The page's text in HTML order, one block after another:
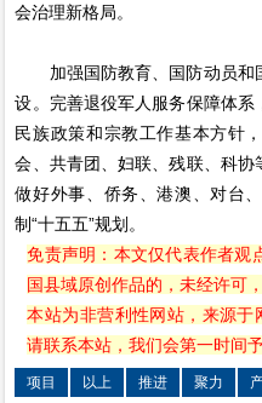
会治理新格局。
加强国防教育、国防动员和
设。完善退役军人服务保障体
民族政策和宗教工作基本方针
会、共青团、妇联、残联、科协
做好外事、侨务、港澳、对台
制“十五五”规划。
免责声明：本文仅代表作者观
国县域原创作品的，未经许可
本站为非营利性网站，来源于
请联系本站，我们会第一时间予
项目 以上 推进 聚力